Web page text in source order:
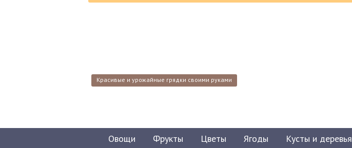
Красивые и урожайные грядки своими руками
Овощи Фрукты Цветы Ягоды Кусты и деревья